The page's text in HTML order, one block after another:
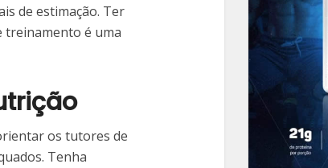
de estimação. Ter
treinamento é uma
os tutores de
Tenha